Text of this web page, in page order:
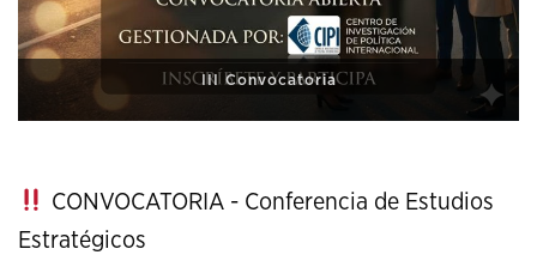
XI Conference on Strategic Studies
CONVOCATORIA - Conferencia de Estudios
Estratégicos